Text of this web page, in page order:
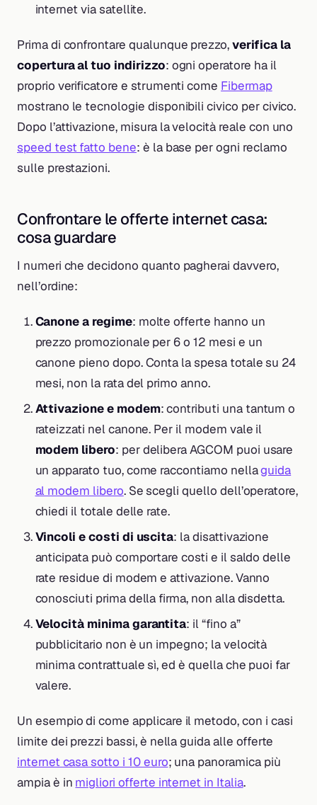
internet via satellite.
Prima di confrontare qualunque prezzo,verifica la
copertura al tuo indirizzo: ogni operatore ha il
proprio verificatore e strumenti come Fibermap
mostrano le tecnologie disponibili civico per civico.
Dopo l’attivazione, misura la velocità reale con uno
speed test fatto bene: è la base per ogni reclamo
sulle prestazioni.
Confrontare le offerte internet casa:
cosa guardare
I numeri che decidono quanto pagherai davvero,
nell’ordine:
Canone a regime: molte offerte hanno un
prezzo promozionale per 6 o 12 mesi e un
canone pieno dopo. Conta la spesa totale su 24
mesi, non la rata del primo anno.
Attivazione e modem: contributi una tantum o
rateizzati nel canone. Per il modem vale il
modem libero: per delibera AGCOM puoi usare
un apparato tuo, come raccontiamo nellaguida
al modem libero. Se scegli quello dell’operatore,
chiedi il totale delle rate.
Vincoli e costi di uscita: la disattivazione
anticipata può comportare costi e il saldo delle
rate residue di modem e attivazione. Vanno
conosciuti prima della firma, non alla disdetta.
Velocità minima garantita: il “fino a”
pubblicitario non è un impegno; la velocità
minima contrattuale sì, ed è quella che puoi far
valere.
Un esempio di come applicare il metodo, con i casi
limite dei prezzi bassi, è nella guida alle offerte
internet casa sotto i 10 euro; una panoramica più
ampia è in migliori offerte internet in Italia.